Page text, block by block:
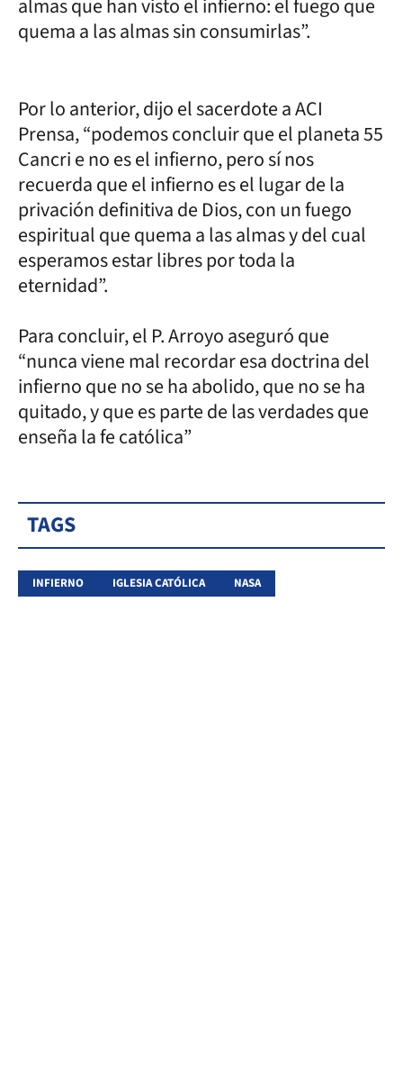
almas que han visto el infierno: el fuego que
quema a las almas sin consumirlas”.
Por lo anterior, dijo el sacerdote a ACI
Prensa, “podemos concluir que el planeta 55
Cancri e no es el infierno, pero sí nos
recuerda que el infierno es el lugar de la
privación definitiva de Dios, con un fuego
espiritual que quema a las almas y del cual
esperamos estar libres por toda la
eternidad”.
Para concluir, el P. Arroyo aseguró que
“nunca viene mal recordar esa doctrina del
infierno que no se ha abolido, que no se ha
quitado, y que es parte de las verdades que
enseña la fe católica”
TAGS
INFIERNO IGLESIA CATÓLICA NASA